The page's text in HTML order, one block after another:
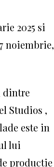
2025 si
noiembrie,
dintre
Studios ,
este in
lui
productie